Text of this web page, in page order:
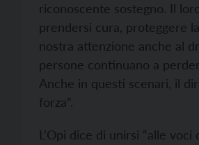
riconoscente sostegno. Il
prendersi cura, proteggere
nostra attenzione anche al
persone continuano a
Anche in questi scenari, il
forza”.
L’Opi dice di unirsi “alle